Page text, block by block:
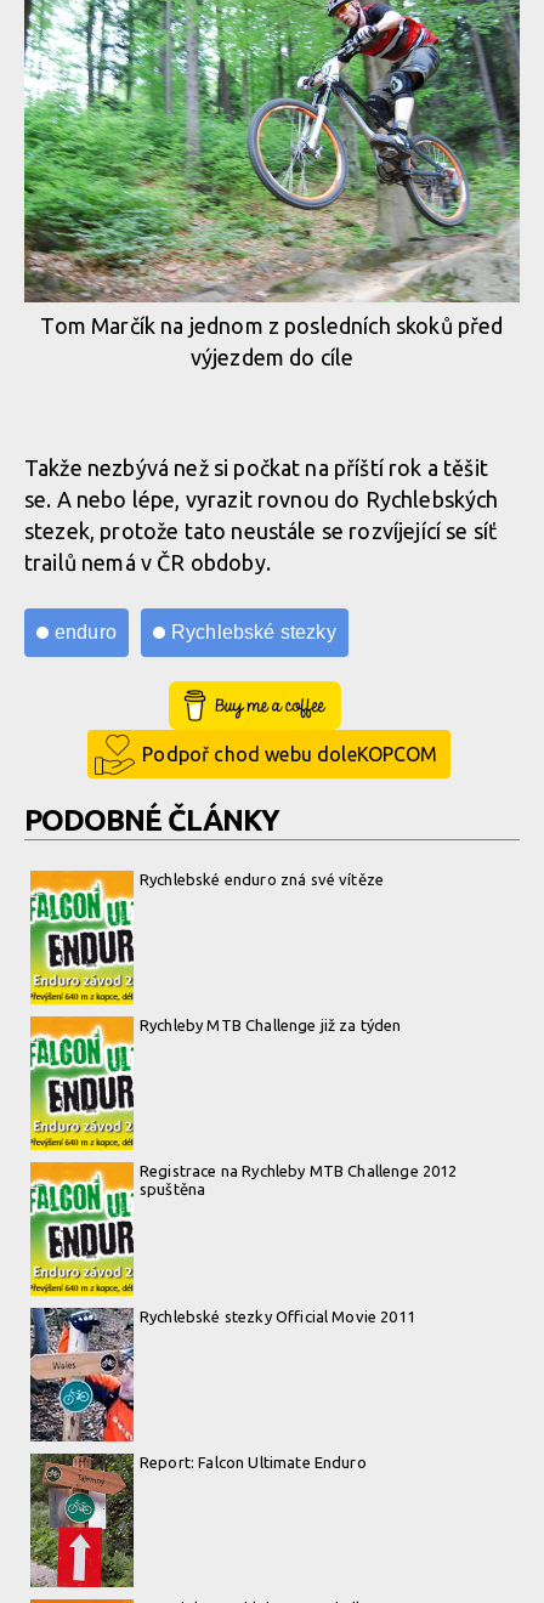
Tom Marčík na jednom z posledních skoků před
výjezdem do cíle
Takže nezbývá než si počkat na příští rok a těšit
se. A nebo lépe, vyrazit rovnou do Rychlebských
stezek, protože tato neustále se rozvíjející se síť
trailů nemá v ČR obdoby.
enduro Rychlebské stezky
Buy Me a Coffee
Podpoř chod webu doleKOPCOM
PODOBNÉ ČLÁNKY
Rychlebské enduro zná své vítěze
Rychleby MTB Challenge již za týden
Registrace na Rychleby MTB Challenge 2012
spuštěna
Rychlebské stezky Official Movie 2011
Report: Falcon Ultimate Enduro